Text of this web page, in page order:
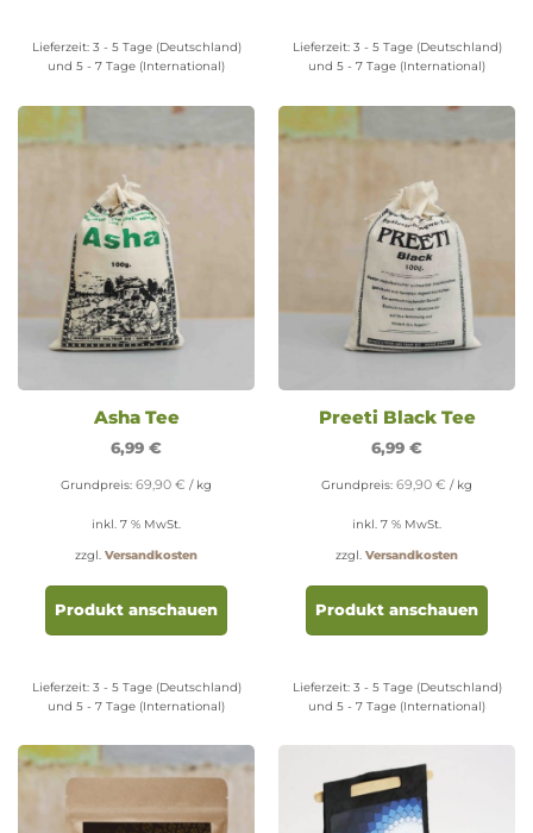
Lieferzeit: 3 - 5 Tage (Deutschland)
und 5 - 7 Tage (International)
Lieferzeit: 3 - 5 Tage (Deutschland)
und 5 - 7 Tage (International)
Asha Tee
6,99 €
Grundpreis: 69,90 € / kg
inkl. 7 % MwSt.
zzgl. Versandkosten
Produkt anschauen
Lieferzeit: 3 - 5 Tage (Deutschland)
und 5 - 7 Tage (International)
Preeti Black Tee
6,99 €
Grundpreis: 69,90 € / kg
inkl. 7 % MwSt.
zzgl. Versandkosten
Produkt anschauen
Lieferzeit: 3 - 5 Tage (Deutschland)
und 5 - 7 Tage (International)